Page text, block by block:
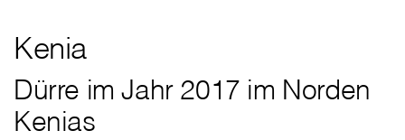
Kenia
Dürre im Jahr 2017 im Norden
Kenias